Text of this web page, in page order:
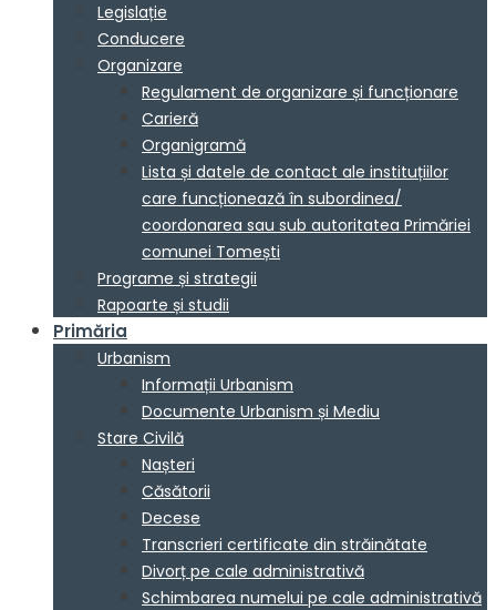
Legislație
Conducere
Organizare
Regulament de organizare și funcționare
Carieră
Organigramă
Lista și datele de contact ale instituțiilor
care funcționează în subordinea/
coordonarea sau sub autoritatea Primăriei
comunei Tomești
Programe și strategii
Rapoarte și studii
Primăria
Urbanism
Informații Urbanism
Documente Urbanism și Mediu
Stare Civilă
Nașteri
Căsătorii
Decese
Transcrieri certificate din străinătate
Divorț pe cale administrativă
Schimbarea numelui pe cale administrativă